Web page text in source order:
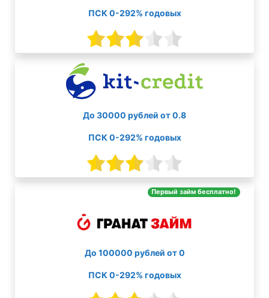
ПСК 0-292% годовых
До 30000 рублей от 0.8
ПСК 0-292% годовых
Первый займ бесплатно!
До 100000 рублей от 0
ПСК 0-292% годовых